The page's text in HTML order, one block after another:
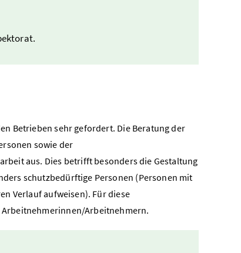
Betrieben sehr gefordert. Die Beratung der
sowie der
aus. Dies betrifft besonders die Gestaltung
schutzbedürftige Personen (Personen mit
Verlauf aufweisen). Für diese
Arbeitnehmern.